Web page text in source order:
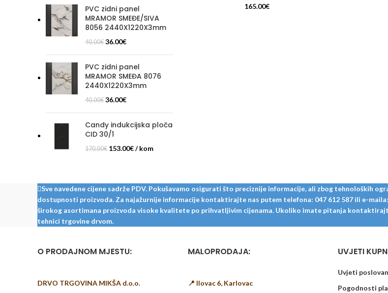
PVC zidni panel
MRAMOR SMEĐE/SIVA
8056 2440X1220X3mm
40.00€ 36.00€
PVC zidni panel
MRAMOR SMEĐA 8076
2440X1220X3mm
40.00€ 36.00€
Candy indukcijska ploča
CID 30/1
170.00€ 153.00€/ kom
165.00€
Sve navedene cijene sadrže PDV. Pokušavamo osigurati što preciznije informacije, ali zbog tehnoloških
dostupnosti proizvoda. Za najažurnije informacije kontaktirajte nas putem telefona: 047 612 587 ili e-
širokog asortimana proizvoda visoke kvalitete po prihvatljivim cijenama. Ukoliko imate pitanja
tehnici trgovine drvom.
O PRODAJNOM MJESTU:
DRVO TRGOVINA MIKŠA d.o.o.
MALOPRODAJA:
📍 Ilovac 6, Karlovac
UVJETI
Uvjeti
Pogodnosti